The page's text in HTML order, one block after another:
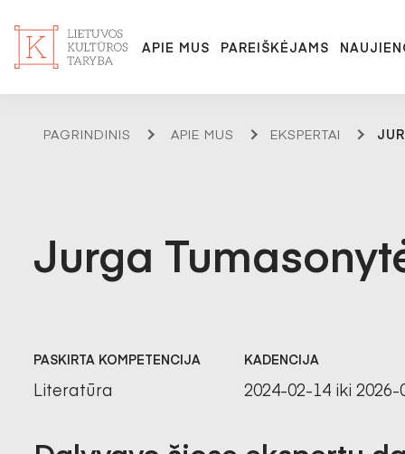
APIE MUS PAREIŠKĖJAMS
PAGRINDINIS APIE MUS EKSPERTAI
Jurga
PASKIRTA KOMPETENCIJA KADENCIJA
Literatūra 2024-02-14 iki 2026-